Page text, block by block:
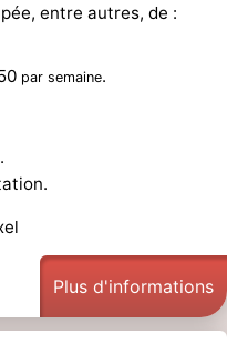
entre autres, de :
par semaine.
Plus d'informations